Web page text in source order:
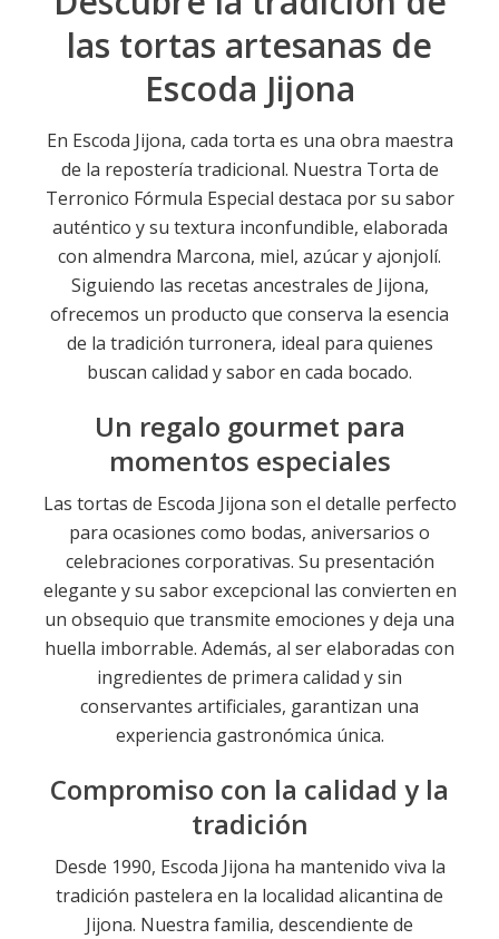
las tortas artesanas de
Escoda Jijona
En Escoda Jijona, cada torta es una obra maestra
de la repostería tradicional. Nuestra Torta de
Terronico Fórmula Especial destaca por su sabor
auténtico y su textura inconfundible, elaborada
con almendra Marcona, miel, azúcar y ajonjolí.
Siguiendo las recetas ancestrales de Jijona,
ofrecemos un producto que conserva la esencia
de la tradición turronera, ideal para quienes
buscan calidad y sabor en cada bocado.
Un regalo gourmet para
momentos especiales
Las tortas de Escoda Jijona son el detalle perfecto
para ocasiones como bodas, aniversarios o
celebraciones corporativas. Su presentación
elegante y su sabor excepcional las convierten en
un obsequio que transmite emociones y deja una
huella imborrable. Además, al ser elaboradas con
ingredientes de primera calidad y sin
conservantes artificiales, garantizan una
experiencia gastronómica única.
Compromiso con la calidad y la
tradición
Desde 1990, Escoda Jijona ha mantenido viva la
tradición pastelera en la localidad alicantina de
Jijona. Nuestra familia, descendiente de